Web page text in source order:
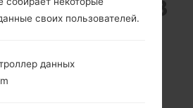
(LGE510F) ИЗ
HUB
своих пользователей.
данных